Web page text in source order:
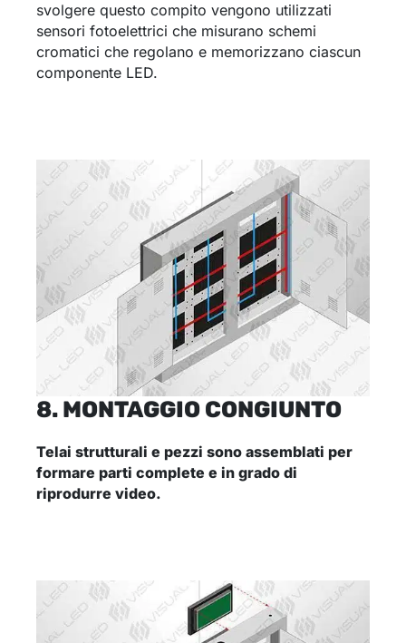
svolgere questo compito vengono utilizzati
sensori fotoelettrici che misurano schemi
cromatici che regolano e memorizzano ciascun
componente LED.
8. MONTAGGIO CONGIUNTO
Telai strutturali e pezzi sono assemblati per
formare parti complete e in grado di
riprodurre video.